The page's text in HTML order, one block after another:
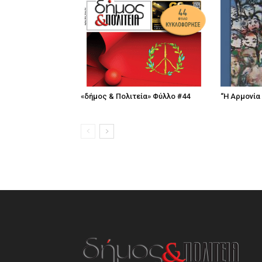
«δήμος & Πολιτεία» Φύλλο #44 “Η